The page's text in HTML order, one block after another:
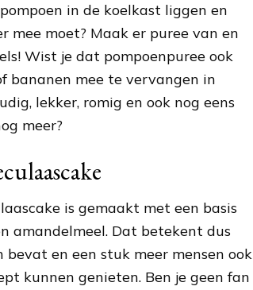
in de koelkast liggen en
mee moet? Maak er puree van en
Wist je dat pompoenpuree ook
bananen mee te vervangen in
lekker, romig en ook nog eens
meer?
is gemaakt met een basis
amandelmeel. Dat betekent dus
en een stuk meer mensen ook
kunnen genieten. Ben je geen fan